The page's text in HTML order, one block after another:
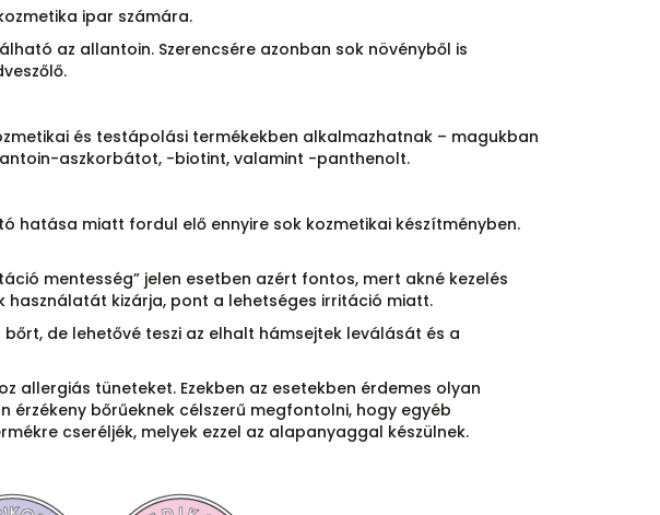
ipar számára.
az allantoin. Szerencsére azonban sok növényből is
és testápolási termékekben alkalmazhatnak – magukban
aszkorbátot, -biotint, valamint -panthenolt.
hatása miatt fordul elő ennyire sok kozmetikai készítményben.
mentesség” jelen esetben azért fontos, mert akné kezelés
kizárja, pont a lehetséges irritáció miatt.
de lehetővé teszi az elhalt hámsejtek leválását és a
allergiás tüneteket. Ezekben az esetekben érdemes olyan
bőrűeknek célszerű megfontolni, hogy egyéb
cseréljék, melyek ezzel az alapanyaggal készülnek.